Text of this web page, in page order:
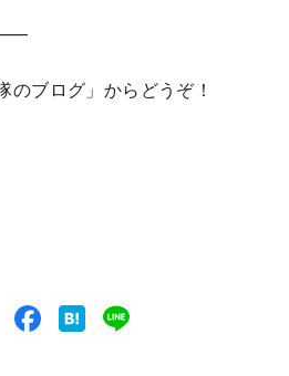
ブログ」からどうぞ！